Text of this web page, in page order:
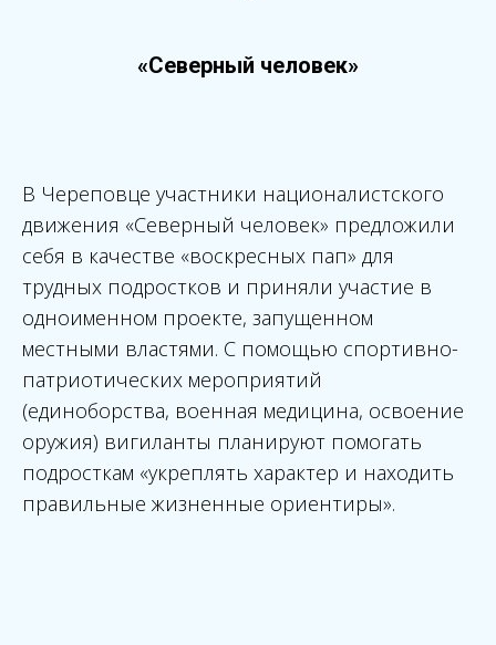
«Северный человек»
В Череповце участники националистского
движения «Северный человек» предложили
себя в качестве «воскресных пап» для
трудных подростков и приняли участие в
одноименном проекте, запущенном
местными властями. С помощью спортивно-
патриотических мероприятий
(единоборства, военная медицина, освоение
оружия) вигиланты планируют помогать
подросткам «укреплять характер и находить
правильные жизненные ориентиры».